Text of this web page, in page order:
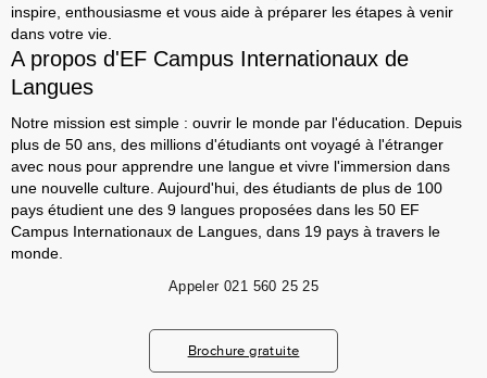
inspire, enthousiasme et vous aide à préparer les étapes à venir
dans votre vie.
A propos d'EF Campus Internationaux de
Langues
Notre mission est simple : ouvrir le monde par l'éducation. Depuis
plus de 50 ans, des millions d'étudiants ont voyagé à l'étranger
avec nous pour apprendre une langue et vivre l'immersion dans
une nouvelle culture. Aujourd'hui, des étudiants de plus de 100
pays étudient une des 9 langues proposées dans les 50 EF
Campus Internationaux de Langues, dans 19 pays à travers le
monde.
Appeler 021 560 25 25
Brochure gratuite